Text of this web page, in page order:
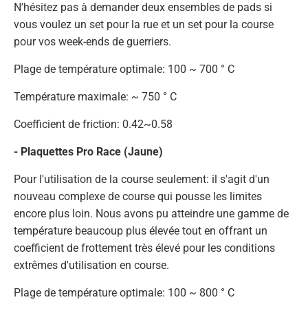
N'hésitez pas à demander deux ensembles de pads si
vous voulez un set pour la rue et un set pour la course
pour vos week-ends de guerriers.
Plage de température optimale: 100 ~ 700 ° C
Température maximale: ~ 750 ° C
Coefficient de friction: 0.42~0.58
- Plaquettes Pro Race (Jaune)
Pour l'utilisation de la course seulement: il s'agit d'un
nouveau complexe de course qui pousse les limites
encore plus loin. Nous avons pu atteindre une gamme de
température beaucoup plus élevée tout en offrant un
coefficient de frottement très élevé pour les conditions
extrêmes d'utilisation en course.
Plage de température optimale: 100 ~ 800 ° C